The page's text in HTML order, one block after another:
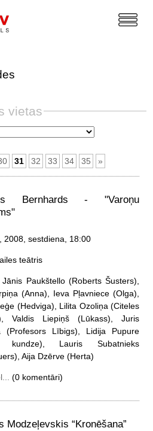
vietas
31 32 33 34 35 »
Bernhards - "Varoņu
2008, sestdiena , 18:00
teātris
Paukštello (Roberts Šusters),
(Anna), Ieva Pļavniece (Olga),
(Hedviga), Lilita Ozoliņa (Citeles
Valdis Liepiņš (Lūkass), Juris
(Profesors Lībigs), Lidija Pupure
kundze), Lauris Subatnieks
Aija Dzērve (Herta)
(0 komentāri)
Modzeļevskis “Kronēšana”